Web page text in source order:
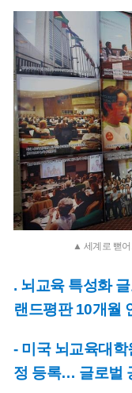
▲ 세계로 뻗
. 뇌교육 특성화
랜드평판 10개월
- 미국 뇌교육대
정 등록… 글로벌